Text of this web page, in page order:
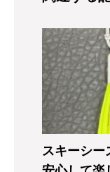
スキーシー